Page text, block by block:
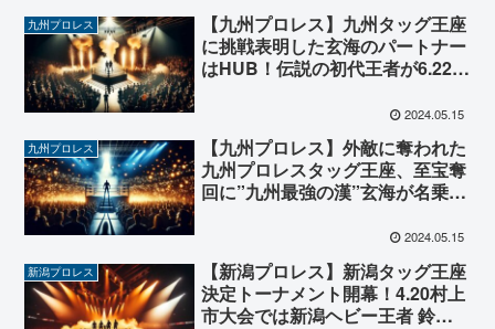
九州プロレス
【九州プロレス】九州タッグ王座
に挑戦表明した玄海のパートナー
はHUB！伝説の初代王者が6.22福
2024.05.15
九州プロレス
【九州プロレス】外敵に奪われた
九州プロレスタッグ王座、至宝奪
回に”九州最強の漢”玄海が名乗
2024.05.15
新潟プロレス
【新潟プロレス】新潟タッグ王座
決定トーナメント開幕！4.20村上
市大会では新潟ヘビー王者 鈴木